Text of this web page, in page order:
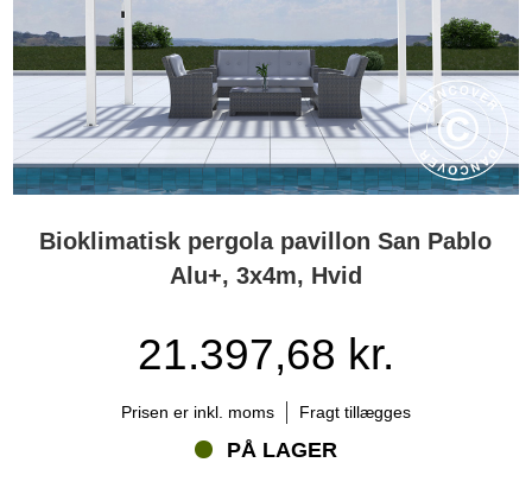
Bioklimatisk pergola pavillon San Pablo
Alu+, 3x4m, Hvid
21.397,68 kr.
Prisen er inkl. moms Fragt tillægges
PÅ LAGER